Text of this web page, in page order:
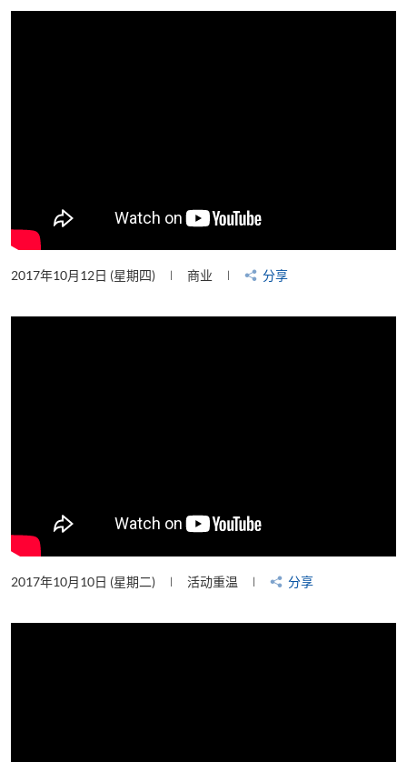
片
2017年10月12日 (星期四) 商业 分享
2017年10月10日 (星期二) 活动重温 分享